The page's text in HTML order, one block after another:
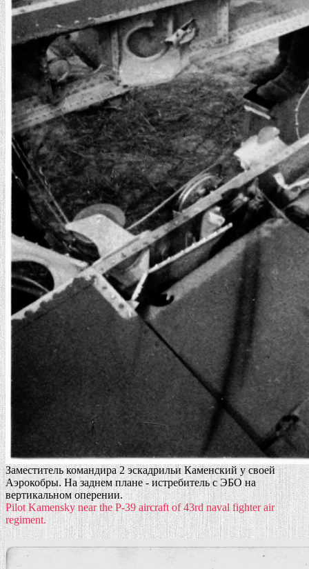
Заместитель командира 2 эскадрильи Каменский у своей
Аэрокобры. На заднем плане - истребитель с ЭБО на
вертикальном оперении.
Pilot Kamensky near the P-39 aircraft of 43rd naval fighter air
regiment.